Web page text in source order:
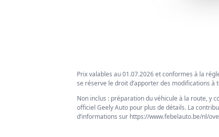
Prix valables au 01.07.2026 et conformes à la
se réserve le droit d’apporter des modifications
Non inclus : préparation du véhicule à la route, y
officiel Geely Auto pour plus de détails. La
d’informations sur https://www.febelauto.be/nl/